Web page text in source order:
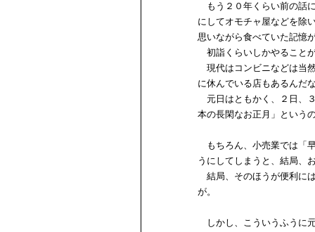
もう２０年くらい前の話
にしてオモチャ屋などを除
思いながら食べていた記憶
初詣くらいしかやること
現代はコンビニなどは当
に休んでいる店もあるんだ
元日はともかく、２日、
本の長閑なお正月」という
もちろん、小売業では「
うにしてしまうと、結局、
結局、そのほうが便利に
が。
しかし、こういうふうに